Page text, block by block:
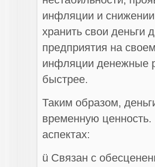
инфляции и
хранить свои деньги
предприятия на
инфляции денежные
быстрее.
Таким образом,
временную
аспектах:
ü Связан с